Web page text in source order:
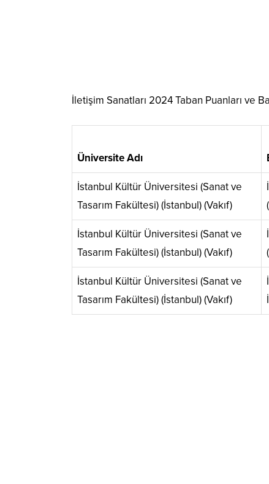
İletişim Sanatları 2024 Taban Puanları ve
Üniversite Adı
İstanbul Kültür Üniversitesi (Sanat ve
Tasarım Fakültesi) (İstanbul) (Vakıf)
İstanbul Kültür Üniversitesi (Sanat ve
Tasarım Fakültesi) (İstanbul) (Vakıf)
İstanbul Kültür Üniversitesi (Sanat ve
Tasarım Fakültesi) (İstanbul) (Vakıf)